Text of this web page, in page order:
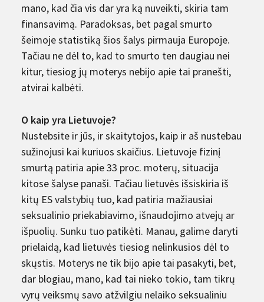
mano, kad čia vis dar yra ką nuveikti, skiria tam
finansavimą. Paradoksas, bet pagal smurto
šeimoje statistiką šios šalys pirmauja Europoje.
Tačiau ne dėl to, kad to smurto ten daugiau nei
kitur, tiesiog jų moterys nebijo apie tai pranešti,
atvirai kalbėti.
O kaip yra Lietuvoje?
Nustebsite ir jūs, ir skaitytojos, kaip ir aš nustebau
sužinojusi kai kuriuos skaičius. Lietuvoje fizinį
smurtą patiria apie 33 proc. moterų, situacija
kitose šalyse panaši. Tačiau lietuvės išsiskiria iš
kitų ES valstybių tuo, kad patiria mažiausiai
seksualinio priekabiavimo, išnaudojimo atvejų ar
išpuolių. Sunku tuo patikėti. Manau, galime daryti
prielaidą, kad lietuvės tiesiog nelinkusios dėl to
skųstis. Moterys ne tik bijo apie tai pasakyti, bet,
dar blogiau, mano, kad tai nieko tokio, tam tikrų
vyrų veiksmų savo atžvilgiu nelaiko seksualiniu